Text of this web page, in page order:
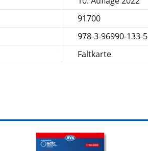
91700
978-3-96990-133-5
Faltkarte